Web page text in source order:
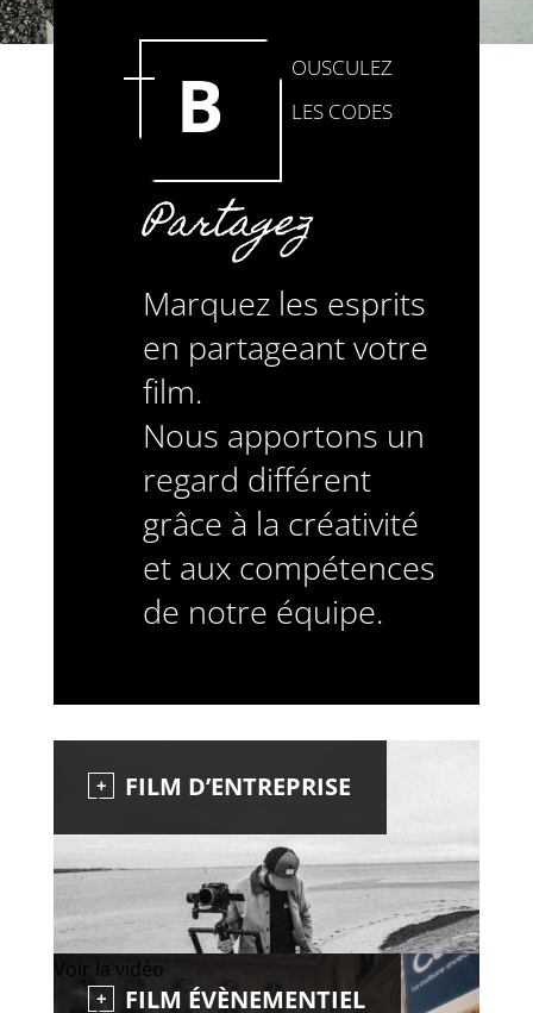
B
OUSCULEZ
LES CODES
Partagez
Marquez les esprits
en partageant votre
film.
Nous apportons un
regard différent
grâce à la créativité
et aux compétences
de notre équipe.
VOIR LA VIDÉO
FILM D’ENTREPRISE
Voir la vidéo
FILM ÉVÈNEMENTIEL